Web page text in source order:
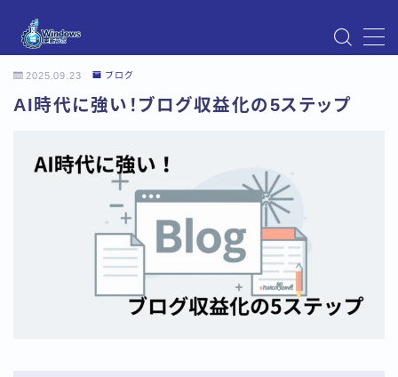
Instagram
Windows Updateの不具合・エラー対処法まとめ
アクセス
デモプリセット記事 Part07
トップページ
プライバシーポリシー
プロフィール
利用規約／特定商取引法に基づく表記
2025.09.23 ブログ
AI時代に強い！ブログ収益化の5ステップ